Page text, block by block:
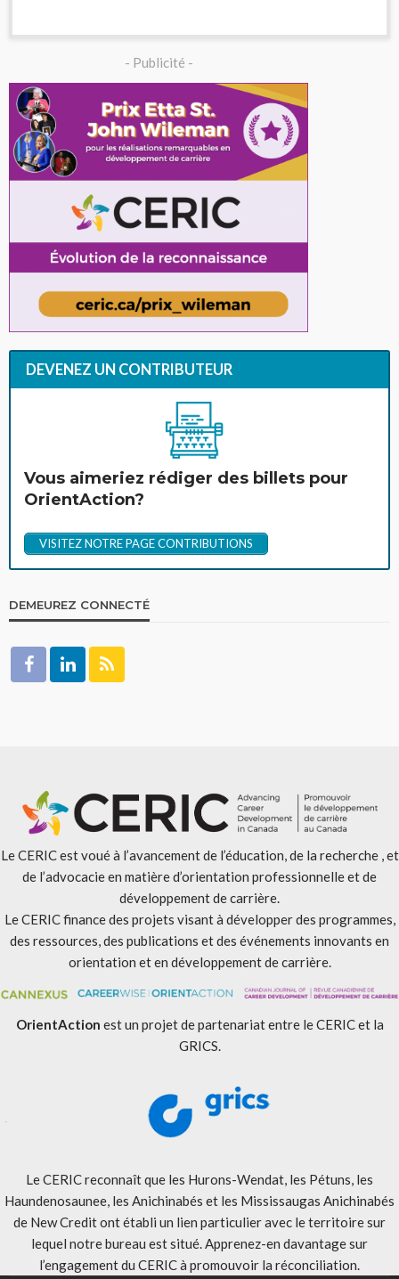
- Publicité -
DEVENEZ UN CONTRIBUTEUR
Vous aimeriez rédiger des billets pour
OrientAction?
VISITEZ NOTRE PAGE CONTRIBUTIONS
DEMEUREZ CONNECTÉ
Le CERIC est voué à l’avancement de l’éducation, de la recherche , et
de l’advocacie en matière d’orientation professionnelle et de
développement de carrière.
Le CERIC finance des projets visant à développer des programmes,
des ressources, des publications et des événements innovants en
orientation et en développement de carrière.
OrientAction est un projet de partenariat entre le CERIC et la
GRICS.
Le CERIC reconnaît que les Hurons-Wendat, les Pétuns, les
Haundenosaunee, les Anichinabés et les Mississaugas Anichinabés
de New Credit ont établi un lien particulier avec le territoire sur
lequel notre bureau est situé. Apprenez-en davantage sur
l’engagement du CERIC à promouvoir la réconciliation.